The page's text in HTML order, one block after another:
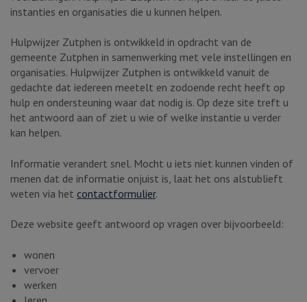
instanties en organisaties die u kunnen helpen.
Hulpwijzer Zutphen is ontwikkeld in opdracht van de
gemeente Zutphen in samenwerking met vele instellingen en
organisaties. Hulpwijzer Zutphen is ontwikkeld vanuit de
gedachte dat iedereen meetelt en zodoende recht heeft op
hulp en ondersteuning waar dat nodig is. Op deze site treft u
het antwoord aan of ziet u wie of welke instantie u verder
kan helpen.
Informatie verandert snel. Mocht u iets niet kunnen vinden of
menen dat de informatie onjuist is, laat het ons alstublieft
weten via het contactformulier.
Deze website geeft antwoord op vragen over bijvoorbeeld:
wonen
vervoer
werken